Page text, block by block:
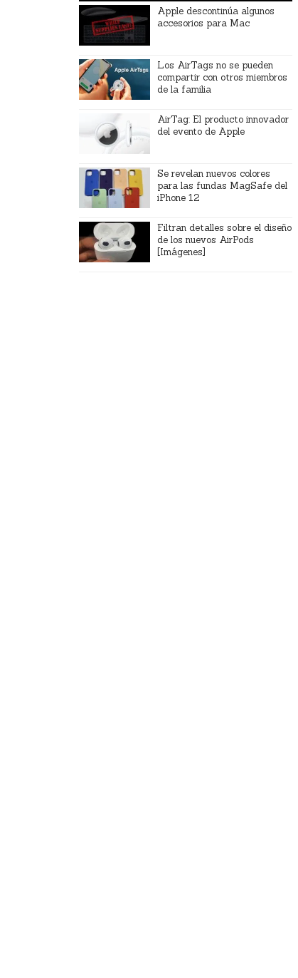
Apple descontinúa algunos
accesorios para Mac
Los AirTags no se pueden
compartir con otros miembros
de la familia
AirTag: El producto innovador
del evento de Apple
Se revelan nuevos colores
para las fundas MagSafe del
iPhone 12
Filtran detalles sobre el diseño
de los nuevos AirPods
[Imágenes]